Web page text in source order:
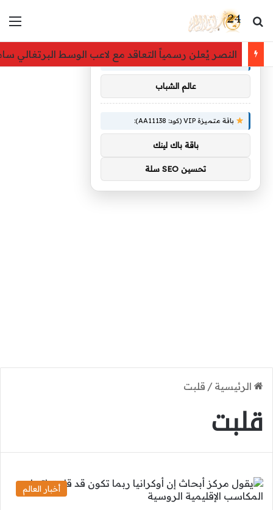
بحث عن
النصر يُعلن رسمياً التعاقد مع لاعب الوسط البرتغالي
الرئيسية / قلبت
قلبت
أخبار العالم
توصيات :
باقة متميزة VIP (كود: AA86842):
عالم الشباب
باقة متميزة VIP (كود: AA11138):
باقة باك لينك
تحسين SEO سلة